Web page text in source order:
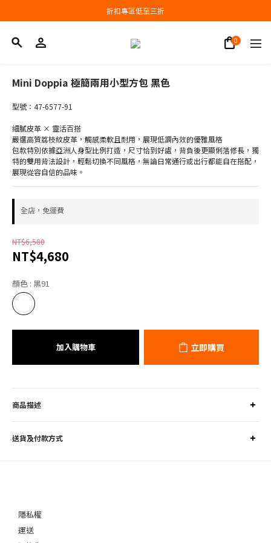
會員結帳新品滿3000現抵300，滿6000現抵1000
折扣專區低至三折
Mini Doppia 極簡兩用小型方包 黑色
型號：47-6577-91
細膩皮革 × 靈活百搭
嚴選高質荔枝紋皮革，觸感柔軟且耐用，展現低調內效的優雅風格
包款特別依據亞洲人身型比例打造，尺寸恰到好處，背負後更顯俐落修長，獨
特的雙用背法設計，輕鬆切換不同風格，無論日常通行或出行都能自在搭配，
展現從容自信的品味。
全店，免運費
NT$6,580
NT$4,680
顏色 : 黑91
加入購物車 立即購買
商品描述
送貨及付款方式
隱私權
運送